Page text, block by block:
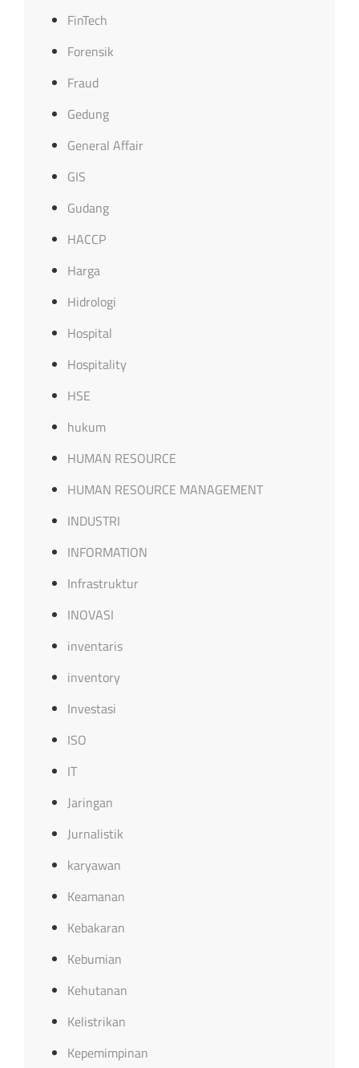
FinTech
Forensik
Fraud
Gedung
General Affair
GIS
Gudang
HACCP
Harga
Hidrologi
Hospital
Hospitality
HSE
hukum
HUMAN RESOURCE
HUMAN RESOURCE MANAGEMENT
INDUSTRI
INFORMATION
Infrastruktur
INOVASI
inventaris
inventory
Investasi
ISO
IT
Jaringan
Jurnalistik
karyawan
Keamanan
Kebakaran
Kebumian
Kehutanan
Kelistrikan
Kepemimpinan